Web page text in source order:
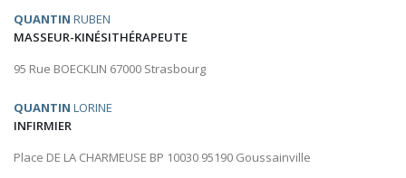
QUANTIN RUBEN
MASSEUR-KINÉSITHÉRAPEUTE
95 Rue BOECKLIN 67000 Strasbourg
QUANTIN LORINE
INFIRMIER
Place DE LA CHARMEUSE BP 10030 95190 Goussainville